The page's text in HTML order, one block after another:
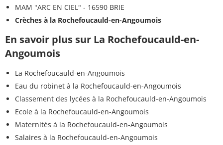
MAM "ARC EN CIEL" - 16590 BRIE
Crèches à la Rochefoucauld-en-Angoumois
En savoir plus sur La Rochefoucauld-en-
Angoumois
La Rochefoucauld-en-Angoumois
Eau du robinet à la Rochefoucauld-en-Angoumois
Classement des lycées à la Rochefoucauld-en-Angoumois
Ecole à la Rochefoucauld-en-Angoumois
Maternités à la Rochefoucauld-en-Angoumois
Salaires à la Rochefoucauld-en-Angoumois